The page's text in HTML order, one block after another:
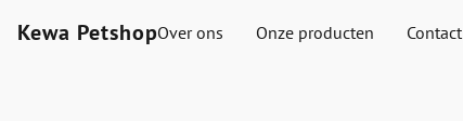
Kewa PetshopOver ons Onze producten Contact